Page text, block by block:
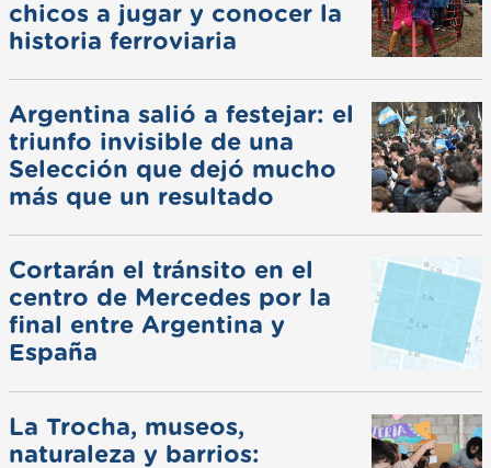
chicos a jugar y conocer la
historia ferroviaria
Argentina salió a festejar: el
triunfo invisible de una
Selección que dejó mucho
más que un resultado
Cortarán el tránsito en el
centro de Mercedes por la
final entre Argentina y
España
La Trocha, museos,
naturaleza y barrios: